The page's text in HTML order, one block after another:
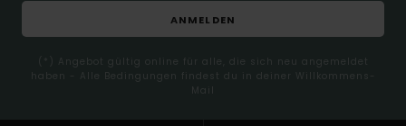
ANMELDEN
(*) Angebot gültig online für alle, die sich neu angemeldet
haben - Alle Bedingungen findest du in deiner Willkommens-
Mail